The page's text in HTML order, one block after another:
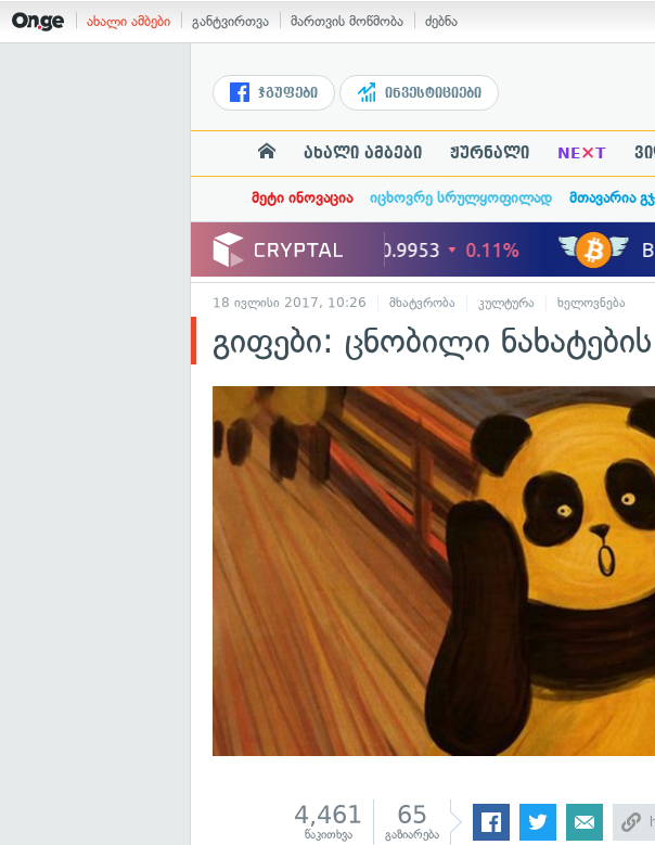
ახალი ამბები განტვირთვა მართვის მოწმობა ძებნა
ჯგუფები ინვესტიციები
ახალი ამბები ჟურნალი NE×T
მეტი ინოვაცია იცხოვრე სრულყოფილად მთავარია
18 ივლისი 2017, 10:26 მხატვრობა კულტურა ხელოვნება
გიფები: ცნობილი
4,461
წაკითხვა
65
გაზიარება